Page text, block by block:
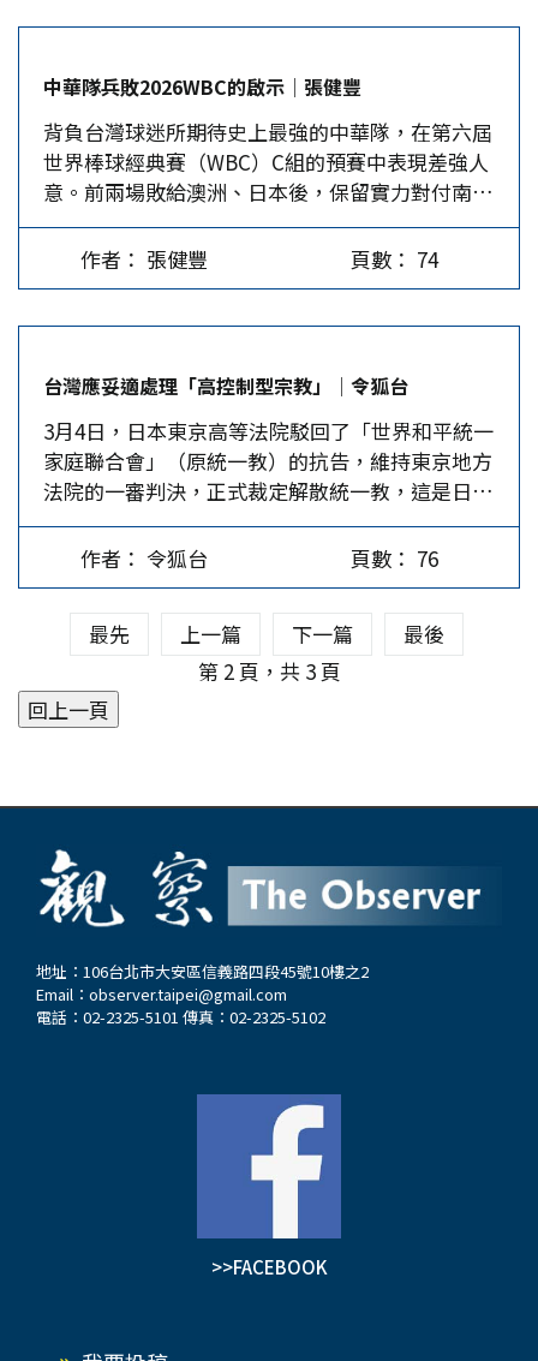
精神象徵、供奉有14名甲級戰犯的靖國神社，每年
春秋兩季或在其他敏感的日子，如日本二戰戰敗
日，都要大張旗鼓地頂禮膜拜、祭典如儀，持續不
斷地在亞洲受害人民的傷口上撒鹽。最近日本又將
2026年軍費提高到創紀錄的9兆日圓天價、要修訂
安保三文件、解禁集體自衛權，發展進攻性武器，
並叫囂要擁有核武器等一系列打造戰爭國家的舉
措。 德國最近將歸還波蘭納粹時期掠奪的文物，
區的「靖國神社」，其大鳥居（第一鳥居）與第二
鳥居之間（或接近神門處）立有一對中國風格的石
獅子。這一對石獅子原立於遼寧省海城市的三學
寺，1895年甲午戰爭期間被日軍掠奪至日本的。它
只是1894-1937年日本從中國掠奪的15245件文物
之一。…
孩子，究竟是出於對自由的渴望，還是受環境影
響，實在生不起孩子？ 數據顯示，30歲以下年輕
人的月收入中位數略高於3萬元台幣，房租就吞噬
了他們收入的一半，建立家庭已成為遙不可及的夢
想，因此更不敢生小孩。除非住房公平和工資結構
這兩個核心問題能得到根本性改革，否則任何促進
生育的補貼都將徒勞無功。 在年輕人沒有足夠資
金購置住房時，老年人卻淪為房屋的囚徒，無法離
右。根據2025年統計數據顯示，許多老年人行動不
便，長期被困在狹小的公寓裡與世隔絕。這種孤立
狀態加速了老年癡呆症和身體機能衰退，最終導致
孤獨死亡。儘管政府投入不少資金在「長期照護
3.0」計畫上，但照護責任若仍壓在個別家庭或移
工的肩上，這場高齡化危機終將成為一場全民的集
體崩潰。 長期以來，台灣企業習慣了廉價、年輕
且耐操的勞動力，但這種剝削模式在2025年已走到
了盡頭。日本和韓國延長了工作年限，而台灣卻解
僱大量55歲以上的技術工人，這種剝奪勞動者權利
的政策，導致人力資源的流失，也造成社會的損
失。企業主管必須將工作場所重新設計、把工作時
間做靈活安排，提升員工數位化的技能，更必須鼓
緩解勞保基金瀕臨破產的壓力。…
中華隊兵敗2026WBC的啟示│張健豐
背負台灣球迷所期待史上最強的中華隊，在第六屆
世界棒球經典賽（WBC）C組的預賽中表現差強人
意。前兩場敗給澳洲、日本後，保留實力對付南
韓，最後命運交到別人手上。台灣本土的職棒聯盟
除了要提升球員的球技，還應讓球團、球員、觀眾
專注於棒球比賽，並積極開展中國大陸的棒球市
星大谷翔平在內的世界頂尖球員來展示球技，故被
視為堪比世界盃足球賽最高水準的國際比賽。2026
年3月上旬，第六屆WBC C組的預賽首先在日本東
京開始。該組有中華台北（Chinese Taipei）、日
本、南韓、澳洲、捷克隊，因只取成績最好的兩隊
前進美國邁阿密打八強複賽，除了捷克，各隊實力
在伯仲之間，競爭可說非常激烈。中華隊雖在本屆
經典賽史無前例地擊敗南韓隊，贏得喝采，但最終
卻以該組第四名坐收，已連續四屆都在八強複賽前
止步，可見台灣棒球要接軌棒球最高殿堂還有一段
路要走。 中華隊的表現不如預期…
作者： 張健豐 頁數： 74
台灣應妥適處理「高控制型宗教」│令狐台
3月4日，日本東京高等法院駁回了「世界和平統一
家庭聯合會」（原統一教）的抗告，維持東京地方
法院的一審判決，正式裁定解散統一教，這是日本
首次以民事不法行為為由勒令宗教法人解散。而該
案的源起是因2022年日本前首相安倍晉三在奈良街
頭演說時遭槍擊身亡，兇手山上徹也事後供稱，母
親因長期向統一教捐獻巨額金錢導致家庭破產，他
認為安倍與統一教關係密切，因此將怒火轉向安
倍。 日本這項裁決顯示日本社會已正視「高控制
型宗教組織」對社會的危害。可惜，台灣社會對於
類似現象的討論仍然相當有限。 台灣宗教控制與
便是一個典型案例。該宗教團體以修行與靈性提升
為名吸引信徒參與，但在團體內部，領袖的權威逐
漸被絕對化。該案中，一名信徒在長時間體罰與精
成高度服從的權威結構，使成員難以質疑領袖的指
示。 另一個近年的案例是2025年的「高雄女代書
墜樓案」。一名從事代書業30多年的56歲女子在高
間私人宮廟的影響，在宗教話語與投資承諾的交織
下投入大量資金。家屬表示，該宮廟以「母娘指
示」、「累積福報」等說法，要求死者不斷投資與
借貸，甚至向40多名親友借款，最終累積超過1億
記，指控宮廟負責人長期以宗教權威影響她的判
斷，使她在心理與財務壓力下陷入困境。…
作者： 令狐台 頁數： 76
最先 上一篇 下一篇
最後
第 2 頁，共 3 頁
地址：106台北市大安區信義路四段45號10樓之2
Email： observer.taipei@gmail.com
電話：02-2325-5101 傳真：02-2325-5102
>>FACEBOOK